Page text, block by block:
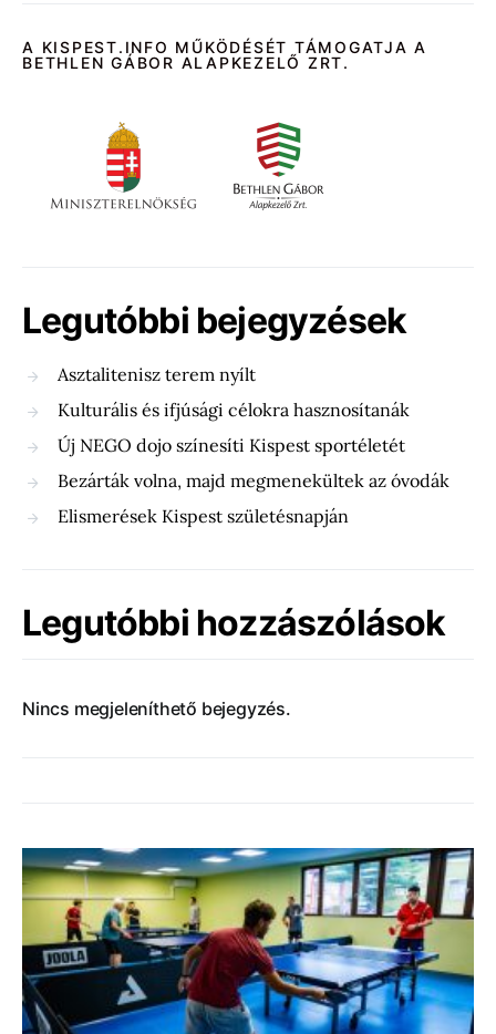
A KISPEST.INFO MŰKÖDÉSÉT TÁMOGATJA A
BETHLEN GÁBOR ALAPKEZELŐ ZRT.
Legutóbbi bejegyzések
Asztalitenisz terem nyílt
Kulturális és ifjúsági célokra hasznosítanák
Új NEGO dojo színesíti Kispest sportéletét
Bezárták volna, majd megmenekültek az óvodák
Elismerések Kispest születésnapján
Legutóbbi hozzászólások
Nincs megjeleníthető bejegyzés.